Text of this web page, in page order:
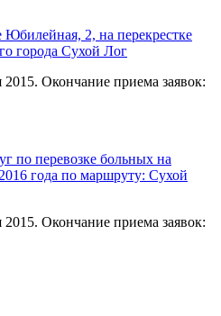
2, на перекрестке
города Сухой Лог
2015. Окончание приема заявок:
по перевозке больных на
года по маршруту: Сухой
2015. Окончание приема заявок: